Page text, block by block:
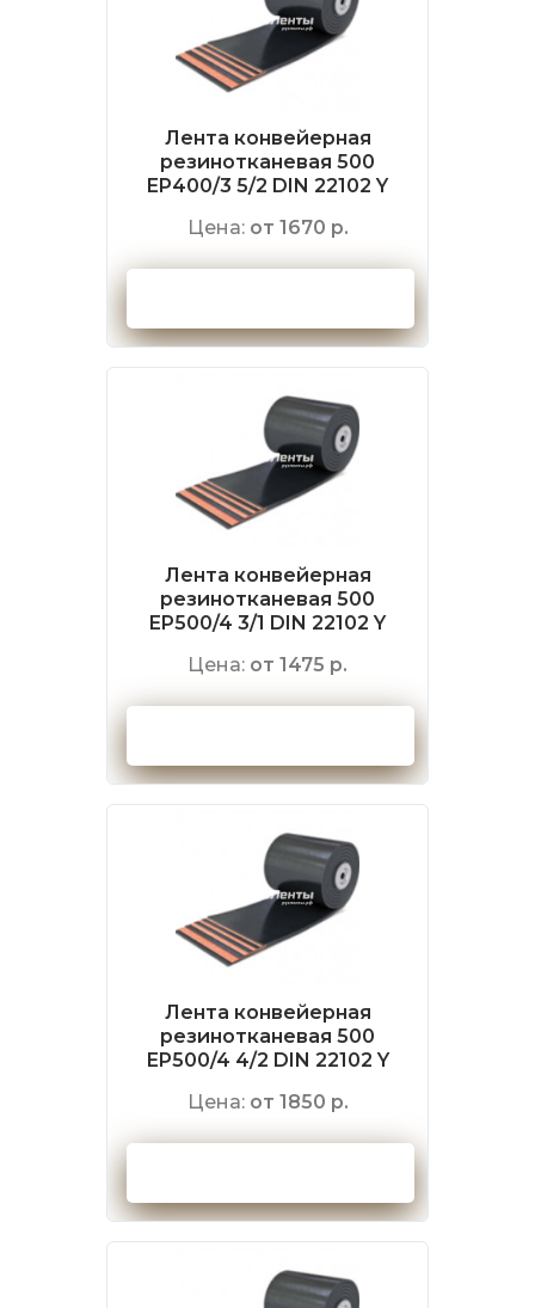
Лента конвейерная
резинотканевая 500
EP400/3 5/2 DIN 22102 Y
Цена: от 1670 р.
Лента конвейерная
резинотканевая 500
EP500/4 3/1 DIN 22102 Y
Цена: от 1475 р.
Лента конвейерная
резинотканевая 500
EP500/4 4/2 DIN 22102 Y
Цена: от 1850 р.